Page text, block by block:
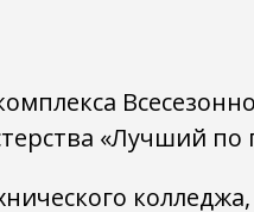
«Лучший